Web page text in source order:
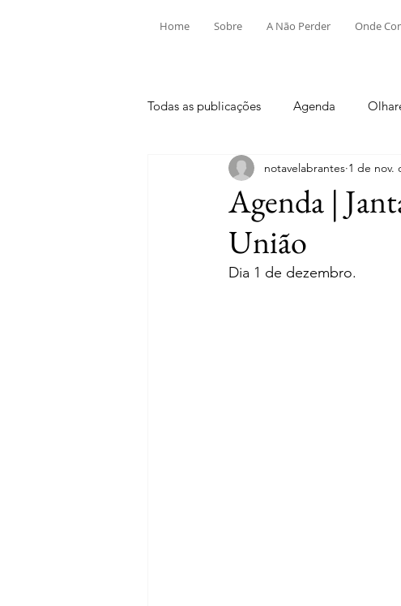
Home Sobre A Não Perder Onde
Todas as publicações Agenda
Aldeia do Mato e Souto Alvega e
Mouriscas Pego
Agenda |
União
notavelabrantes 1 de nov.
Dia 1 de dezembro.